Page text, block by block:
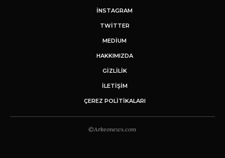
INSTAGRAM
TWITTER
MEDIUM
HAKKIMIZDA
GİZLİLİK
İLETIŞIM
ÇEREZ POLITIKALARI
©Arkeonews.com